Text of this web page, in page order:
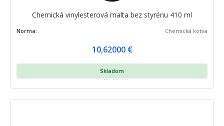
Chemická vinylesterová malta bez styrénu 410 ml
Norma: Chemická kotva
10,62000 €
Skladom